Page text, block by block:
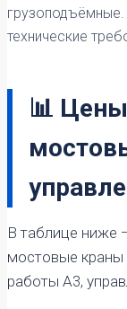
технические
📊
В таблице ниже
мостовые краны
работы А3,